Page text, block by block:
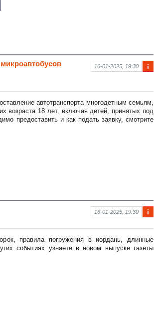
рм
я к
нов
ост
16-01-2025, 19:30
автотранспорта многодетным семьям,
возраста 18 лет, включая детей, принятых под
предоставить и как подать заявку, смотрите
фо
аци
я к
16-01-2025, 19:30
правила погружения в иордань, длинные
событиях узнаете в новом выпуске газеты